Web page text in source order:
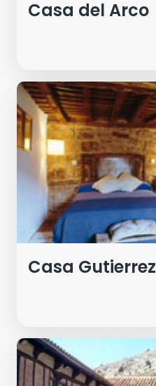
Casa del Arco
Casa Gutierrez